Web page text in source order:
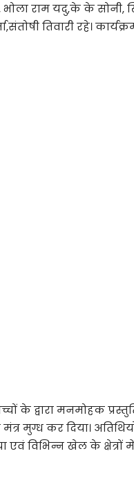
भोला राम यदु,के के सोनी,
तिवारी रहे।
के द्वारा मनमोहक
मुग्ध कर दिया।
एवं विभिन्न खेल के क्षेत्रों